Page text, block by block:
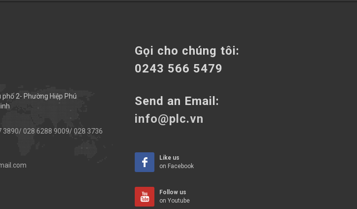
2- Phường Hiệp Phú
3890/ 028 6288 9009/ 028 3736
Gọi cho chúng tôi:
0243 566 5479
Send an Email:
info@plc.vn
Like us
on Facebook
Follow us
on Youtube